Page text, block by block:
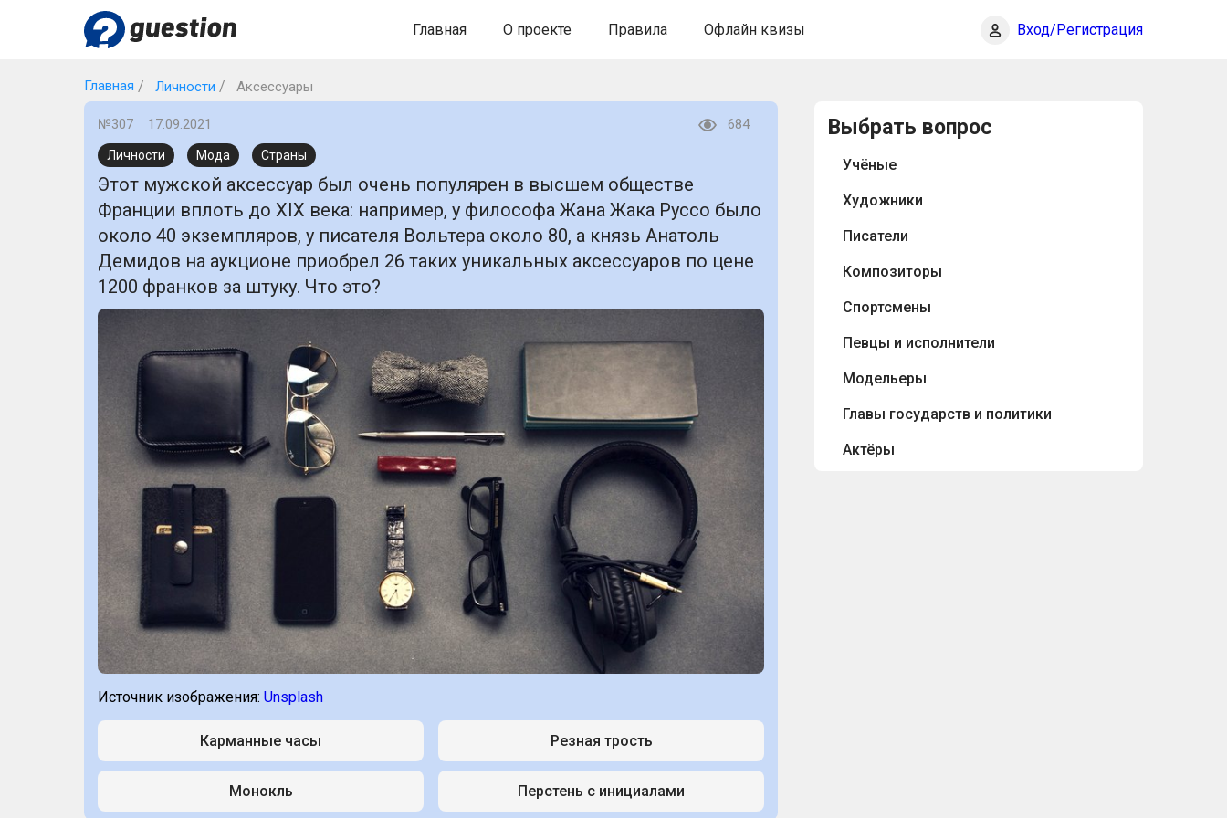
Главная О проекте Правила Офлайн квизы Вход/Регистрация
Главная Личности Аксессуары
№307 17.09.2021 684
Личности Мода Страны
Этот мужской аксессуар был очень популярен в высшем обществе
Франции вплоть до XIX века: например, у философа Жана Жака Руссо было
около 40 экземпляров, у писателя Вольтера около 80, а князь Анатоль
Демидов на аукционе приобрел 26 таких уникальных аксессуаров по цене
1200 франков за штуку. Что это?
Источник изображения: Unsplash
Карманные часы Резная трость
Монокль Перстень с инициалами
Выбрать вопрос
Учёные
Художники
Писатели
Композиторы
Спортсмены
Певцы и исполнители
Модельеры
Главы государств и политики
Актёры